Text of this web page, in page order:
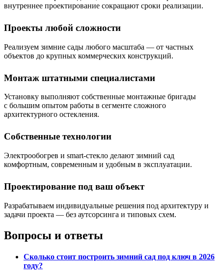
внутреннее проектирование сокращают сроки реализации.
Проекты любой сложности
Реализуем зимние сады любого масштаба — от частных
объектов до крупных коммерческих конструкций.
Монтаж штатными специалистами
Установку выполняют собственные монтажные бригады
с большим опытом работы в сегменте сложного
архитектурного остекления.
Собственные технологии
Электрообогрев и smart-стекло делают зимний сад
комфортным, современным и удобным в эксплуатации.
Проектирование под ваш объект
Разрабатываем индивидуальные решения под архитектуру и
задачи проекта — без аутсорсинга и типовых схем.
Вопросы и ответы
Сколько стоит построить зимний сад под ключ в 2026
году?